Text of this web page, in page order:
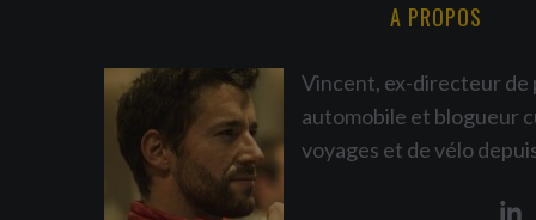
A PROPOS
Vincent, ex-directeur de
automobile et blogueur
voyages et de vélo